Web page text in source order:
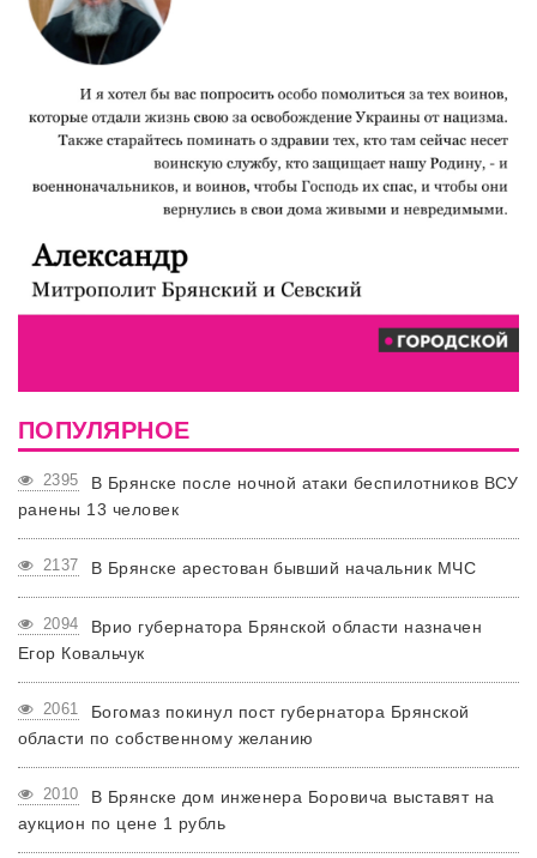
ПОПУЛЯРНОЕ
2395
В Брянске после ночной атаки беспилотников ВСУ
ранены 13 человек
2137 В Брянске арестован бывший начальник МЧС
2094
Врио губернатора Брянской области назначен
Егор Ковальчук
2061
Богомаз покинул пост губернатора Брянской
области по собственному желанию
2010
В Брянске дом инженера Боровича выставят на
аукцион по цене 1 рубль